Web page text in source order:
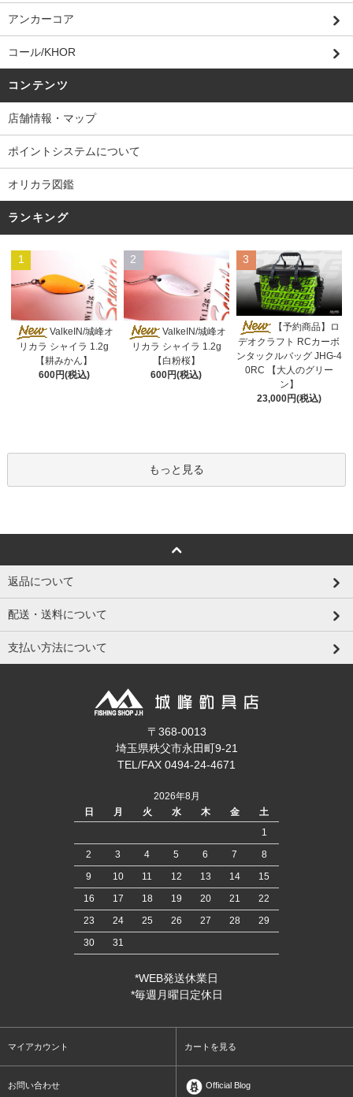
アンカーコア
コール/KHOR
コンテンツ
店舗情報・マップ
ポイントシステムについて
オリカラ図鑑
ランキング
1
ValkeIN/城峰オ
リカラ シャイラ 1.2g
【耕みかん】
600円(税込)
2
ValkeIN/城峰オ
リカラ シャイラ 1.2g
【白粉桜】
600円(税込)
3
【予約商品】ロ
デオクラフト RCカーボ
ンタックルバッグ JHG-4
0RC 【大人のグリー
ン】
23,000円(税込)
もっと見る
返品について
配送・送料について
支払い方法について
〒368-0013
埼玉県秩父市永田町9-21
TEL/FAX 0494-24-4671
2026年8月
日
月 火 水 木 金
土
1
2
3 4 5 6 7
8
9
10 11 12 13 14
15
16
17 18 19 20 21
22
23
24 25 26 27 28
29
30
31
*WEB発送休業日
*毎週月曜日定休日
マイアカウント カートを見る
お問い合わせ Official Blog